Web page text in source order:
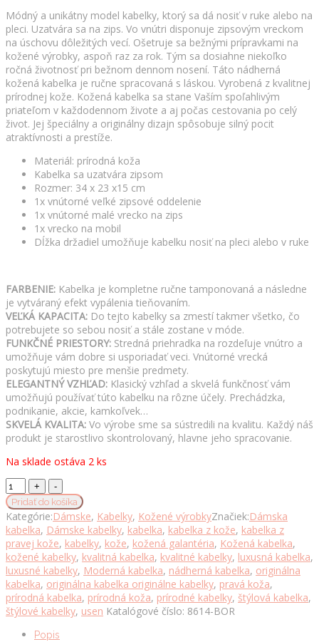
Módný a unikátny model kabelky, ktorý sa dá nosiť v ruke alebo na
pleci. Uzatvára sa na zips. Vo vnútri disponuje zipsovým vreckom
na úschovu dôležitých vecí. Ošetruje sa bežnými prípravkami na
kožené výrobky, aspoň raz za rok. Tým sa dosiahne niekoľko
ročná životnosť pri bežnom dennom nosení. Táto nádherná
kožená kabelka je ručne spracovaná s láskou. Vyrobená z kvalitnej
prírodnej kože. Kožená kabelka sa stane Vaším spoľahlivým
priateľom v každodennom živote a aj počas cestovania po celý
život. Jej špeciálny a originálny dizajn spôsobuje silný pocit
atraktívnosti a prestíže.
Materiál: prírodná koža
Kabelka sa uzatvára zipsom
Rozmer: 34 x 23 x15 cm
1x vnútorné veľké zipsové oddelenie
1x vnútorné malé vrecko na zips
1x vrecko na mobil
Dĺžka držadiel umožňuje kabelku nosiť na pleci alebo v ruke
FARBENIE: Kabelka je kompletne ručne tamponovaná a následne
je vytváraný efekt vypálenia tieňovaním.
VEĽKÁ KAPACITA: Do tejto kabelky sa zmestí takmer všetko, čo
potrebujete so sebou nosiť a stále zostane v móde.
FUNKČNÉ PRIESTORY: Stredná priehradka na rozdeľuje vnútro a
umožňuje vám dobre si usporiadať veci. Vnútorné vrecká
poskytujú miesto pre menšie predmety.
ELEGANTNÝ VZHĽAD: Klasický vzhľad a skvelá funkčnosť vám
umožňujú používať túto kabelku na rôzne účely. Prechádzka,
podnikanie, akcie, kamkoľvek…
SKVELÁ KVALITA: Vo výrobe sme sa sústredili na kvalitu. Každý náš
produkt je starostlivo skontrolovaný, hlavne jeho spracovanie.
Na sklade ostáva 2 ks
Exkluzívna
kožená
kabelka
8614
ručne
tamponovaná
a
tieňovaná
v
bordovej
farbe
množstvo
Pridať do košíka
Kategórie:Dámske, Kabelky, Kožené výrobkyZnačiek:Dámska
kabelka, Dámske kabelky, kabelka, kabelka z kože, kabelka z
pravej kože, kabelky, kože, kožená galantéria, Kožená kabelka,
kožené kabelky, kvalitná kabelka, kvalitné kabelky, luxusná kabelka,
luxusné kabelky, Moderná kabelka, nádherná kabelka, originálna
kabelka, originálna kabelka originálne kabelky, pravá koža,
prírodná kabelka, prírodná koža, prírodné kabelky, štýlová kabelka,
štýlové kabelky, usen Katalógové číslo: 8614-BOR
Popis